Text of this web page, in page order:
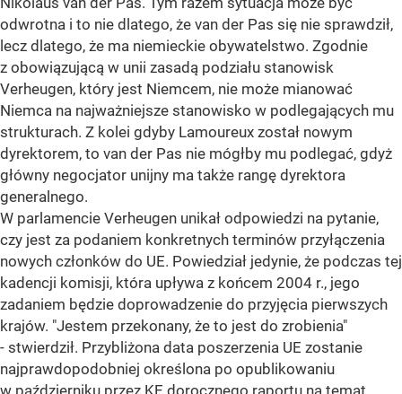
odwrotna i to nie dlatego, że van der Pas się nie sprawdził,
lecz dlatego, że ma niemieckie obywatelstwo. Zgodnie
z obowiązującą w unii zasadą podziału stanowisk
Verheugen, który jest Niemcem, nie może mianować
Niemca na najważniejsze stanowisko w podlegających mu
strukturach. Z kolei gdyby Lamoureux został nowym
dyrektorem, to van der Pas nie mógłby mu podlegać, gdyż
główny negocjator unijny ma także rangę dyrektora
generalnego.
W parlamencie Verheugen unikał odpowiedzi na pytanie,
czy jest za podaniem konkretnych terminów przyłączenia
nowych członków do UE. Powiedział jedynie, że podczas tej
kadencji komisji, która upływa z końcem 2004 r., jego
zadaniem będzie doprowadzenie do przyjęcia pierwszych
krajów. "Jestem przekonany, że to jest do zrobienia"
- stwierdził. Przybliżona data poszerzenia UE zostanie
najprawdopodobniej określona po opublikowaniu